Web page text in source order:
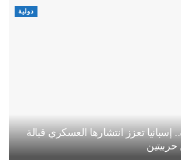
دولية
إسبانيا تعزز انتشارها العسكري قبالة